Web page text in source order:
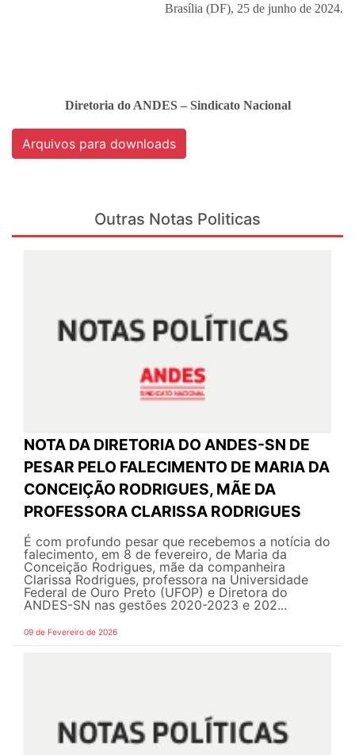
Brasília (DF), 25 de junho de 2024.
Diretoria do ANDES – Sindicato Nacional
Arquivos para downloads
Outras Notas Politicas
NOTA DA DIRETORIA DO ANDES-SN DE
PESAR PELO FALECIMENTO DE MARIA DA
CONCEIÇÃO RODRIGUES, MÃE DA
PROFESSORA CLARISSA RODRIGUES
É com profundo pesar que recebemos a notícia do
falecimento, em 8 de fevereiro, de Maria da
Conceição Rodrigues, mãe da companheira
Clarissa Rodrigues, professora na Universidade
Federal de Ouro Preto (UFOP) e Diretora do
ANDES-SN nas gestões 2020-2023 e 202...
09 de Fevereiro de 2026